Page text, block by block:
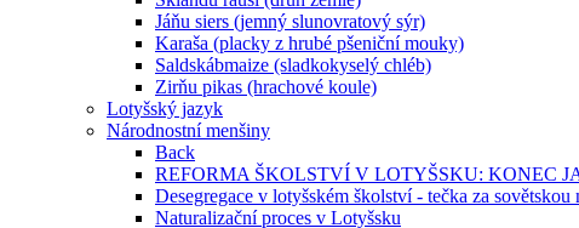
Jáňu siers (jemný slunovratový sýr)
Karaša (placky z hrubé pšeniční mouky)
Saldskábmaize (sladkokyselý chléb)
Zirňu pikas (hrachové koule)
Lotyšský jazyk
Národnostní menšiny
Back
REFORMA ŠKOLSTVÍ V LOTYŠSKU: KONEC
Desegregace v lotyšském školství - tečka za sovětskou
Naturalizační proces v Lotyšsku